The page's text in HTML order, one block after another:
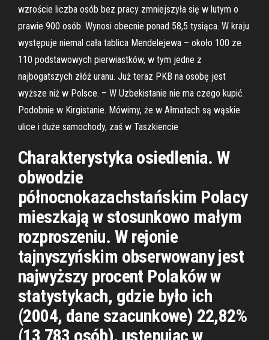
wzroście liczba osób bez pracy zmniejszyła się w lutym o
prawie 900 osób. Wynosi obecnie ponad 58,5 tysiąca. W kraju
występuje niemal cała tablica Mendelejewa – około 100 ze
110 podstawowych pierwiastków, w tym jedne z
najbogatszych złóż uranu. Już teraz PKB na osobę jest
wyższe niż w Polsce. – W Uzbekistanie nie ma czego kupić.
Podobnie w Kirgistanie. Mówimy, że w Ałmatach są wąskie
ulice i duże samochody, zaś w Taszkiencie
Charakterystyka osiedlenia. W
obwodzie
północnokazachstańskim Polacy
mieszkają w stosunkowo małym
rozproszeniu. W rejonie
tajnyszyńskim obserwowany jest
najwyższy procent Polaków w
statystykach, gdzie było ich
(2004, dane szacunkowe) 22,82%
(13 783 osób), ustępując w